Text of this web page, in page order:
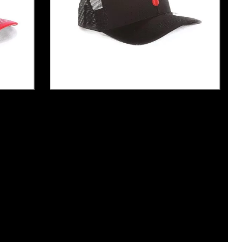
DE
BONÉ LHT 65 - ADESIVO DE
BRINDE